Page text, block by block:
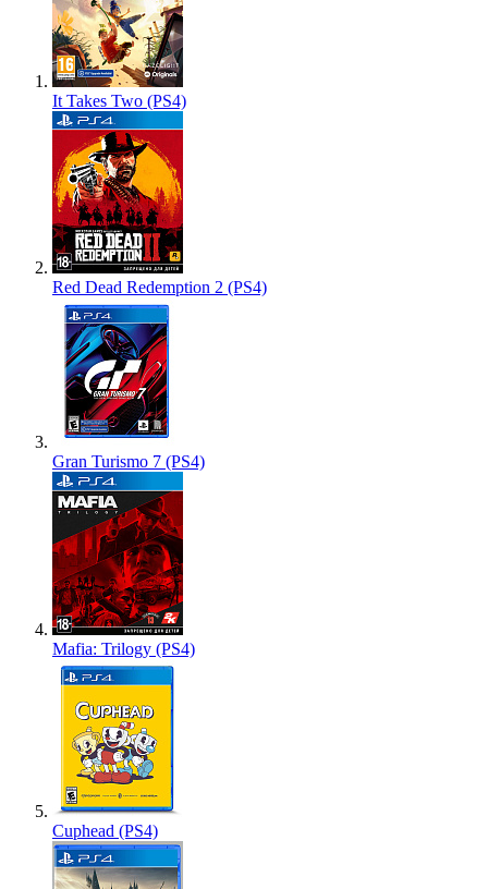
It Takes Two (PS4)
Red Dead Redemption 2 (PS4)
Gran Turismo 7 (PS4)
Mafia: Trilogy (PS4)
Cuphead (PS4)